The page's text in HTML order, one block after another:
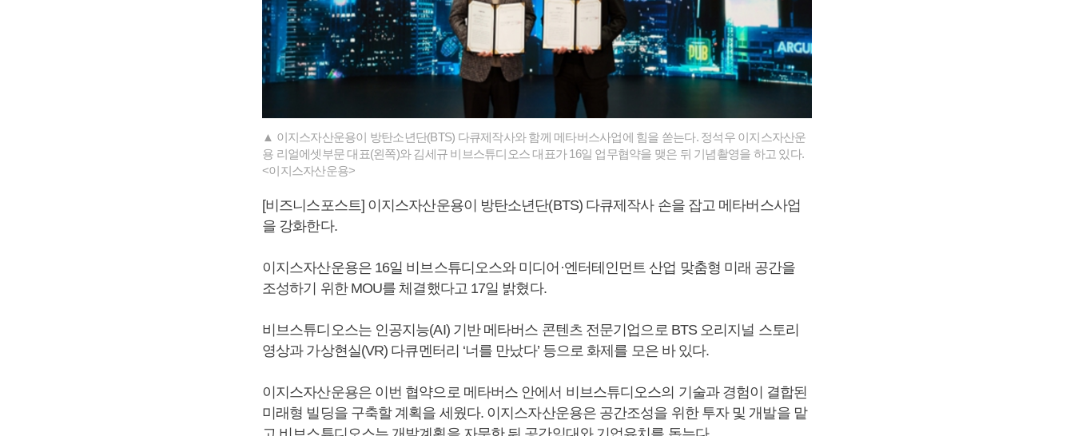
▲ 이지스자산운용이 방탄소년단(BTS) 다큐제작사와 함께 메타버스사업에 힘을 쏟는다. 정석우 이지스자산운
용 리얼에셋부문 대표(왼쪽)와 김세규 비브스튜디오스 대표가 16일 업무협약을 맺은 뒤 기념촬영을 하고 있다.
<이지스자산운용>
[비즈니스포스트] 이지스자산운용이 방탄소년단(BTS) 다큐제작사 손을 잡고 메타버스사업
을 강화한다.
이지스자산운용은 16일 비브스튜디오스와 미디어·엔터테인먼트 산업 맞춤형 미래 공간을
조성하기 위한 MOU를 체결했다고 17일 밝혔다.
비브스튜디오스는 인공지능(AI) 기반 메타버스 콘텐츠 전문기업으로 BTS 오리지널 스토리
영상과 가상현실(VR) 다큐멘터리 ‘너를 만났다’ 등으로 화제를 모은 바 있다.
이지스자산운용은 이번 협약으로 메타버스 안에서 비브스튜디오스의 기술과 경험이 결합된
미래형 빌딩을 구축할 계획을 세웠다. 이지스자산운용은 공간조성을 위한 투자 및 개발을 맡